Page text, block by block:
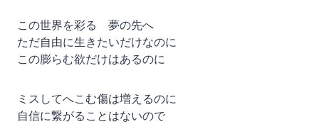
この世界を彩る 夢の先へ
ただ自由に生きたいだけなのに
この膨らむ欲だけはあるのに
ミスしてへこむ傷は増えるのに
自信に繋がることはないので